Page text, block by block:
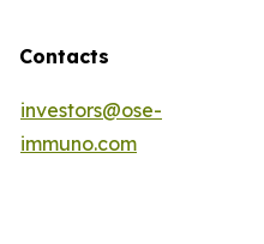
Contacts
investors@ose-
immuno.com